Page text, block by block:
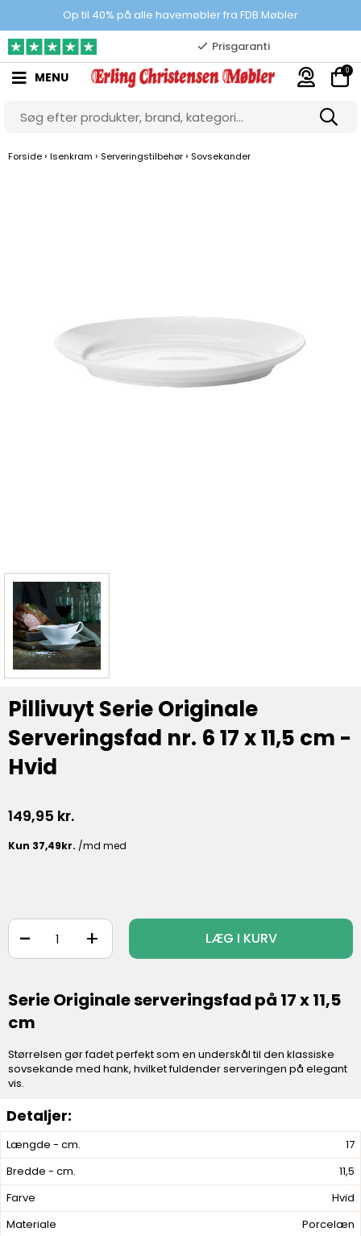
Op til 40% på alle havemøbler fra FDB Møbler
100% danskejet webshop
Prisgaranti
10.000 m2 showroom
Gratis & gode parkeringsforhold
MENU 0
Forside › Isenkram › Serveringstilbehør › Sovsekander
Længde - cm.
17
Bredde - cm.
11,5
Farve
Hvid
Materiale
Porcelæn
Pillivuyt Serie Originale
Serveringsfad nr. 6 17 x 11,5 cm -
Hvid
149,95 kr.
+
- LÆG I KURV
Serie Originale serveringsfad på 17 x 11,5
cm
Størrelsen gør fadet perfekt som en underskål til den klassiske
sovsekande med hank, hvilket fuldender serveringen på elegant
vis.